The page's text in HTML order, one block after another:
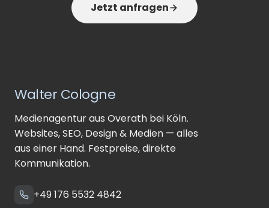
Jetzt anfragen
Walter Cologne
Medienagentur aus Overath bei Köln.
Websites, SEO, Design & Medien — alles
aus einer Hand. Festpreise, direkte
Kommunikation.
+49 176 5532 4842